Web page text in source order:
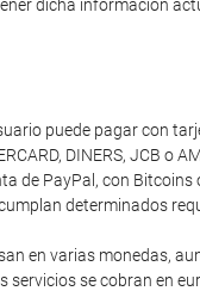
dicha información
puede pagar con
DINERS, JCB o
de PayPal, con Bitcoins
determinados
en varias monedas,
servicios se cobran en